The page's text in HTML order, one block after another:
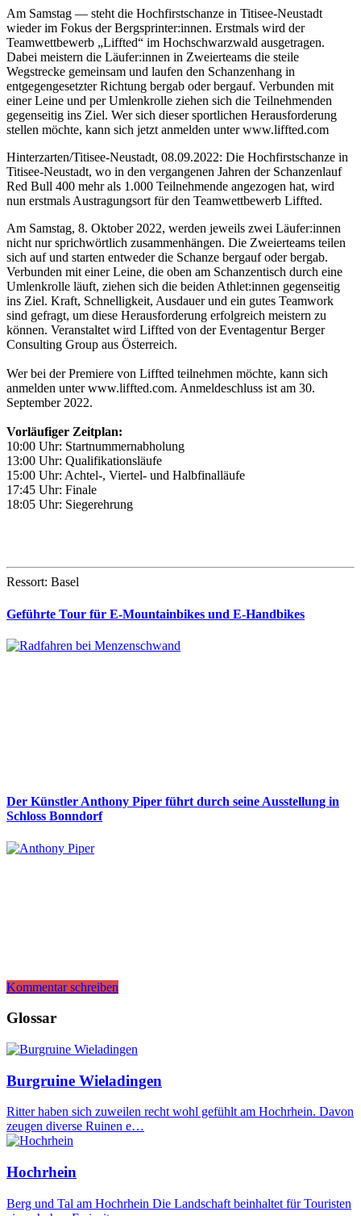
Am Samstag — steht die Hochfirstschanze in Titisee-Neustadt
wieder im Fokus der Bergsprinter:innen. Erstmals wird der
Teamwettbewerb „Liffted“ im Hochschwarzwald ausgetragen.
Dabei meistern die Läufer:innen in Zweierteams die steile
Wegstrecke gemeinsam und laufen den Schanzenhang in
entgegengesetzter Richtung bergab oder bergauf. Verbunden mit
einer Leine und per Umlenkrolle ziehen sich die Teilnehmenden
gegenseitig ins Ziel. Wer sich dieser sportlichen Herausforderung
stellen möchte, kann sich jetzt anmelden unter www.liffted.com
Hinterzarten/Titisee-Neustadt, 08.09.2022: Die Hochfirstschanze in
Titisee-Neustadt, wo in den vergangenen Jahren der Schanzenlauf
Red Bull 400 mehr als 1.000 Teilnehmende angezogen hat, wird
nun erstmals Austragungsort für den Teamwettbewerb Liffted.
Am Samstag, 8. Oktober 2022, werden jeweils zwei Läufer:innen
nicht nur sprichwörtlich zusammenhängen. Die Zweierteams teilen
sich auf und starten entweder die Schanze bergauf oder bergab.
Verbunden mit einer Leine, die oben am Schanzentisch durch eine
Umlenkrolle läuft, ziehen sich die beiden Athlet:innen gegenseitig
ins Ziel. Kraft, Schnelligkeit, Ausdauer und ein gutes Teamwork
sind gefragt, um diese Herausforderung erfolgreich meistern zu
können. Veranstaltet wird Liffted von der Eventagentur Berger
Consulting Group aus Österreich.
Wer bei der Premiere von Liffted teilnehmen möchte, kann sich
anmelden unter www.liffted.com. Anmeldeschluss ist am 30.
September 2022.
Vorläufiger Zeitplan:
10:00 Uhr: Startnummernabholung
13:00 Uhr: Qualifikationsläufe
15:00 Uhr: Achtel-, Viertel- und Halbfinalläufe
17:45 Uhr: Finale
18:05 Uhr: Siegerehrung
Ressort: Basel
Geführte Tour für E-Mountainbikes und E-Handbikes
Der Künstler Anthony Piper führt durch seine Ausstellung in
Schloss Bonndorf
Kommentar schreiben
Glossar
Burgruine Wieladingen
Ritter haben sich zuweilen recht wohl gefühlt am Hochrhein. Davon
zeugen diverse Ruinen e…
Hochrhein
Berg und Tal am Hochrhein Die Landschaft beinhaltet für Touristen